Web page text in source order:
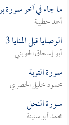
ما جاء في آخر سورة
أحمد حطيبة
الوصايا قبل المنايا 3
أبو إسحاق الحويني
سورة التوبة
محمود خليل الحصري
سورة النحل
محمد أبو سنينة